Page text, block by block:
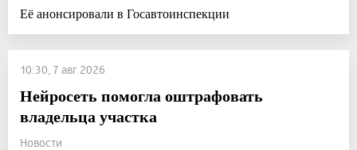
Её анонсировали в Госавтоинспекции
10:30, 7 авг 2026
Нейросеть помогла оштрафовать
владельца участка
Новости